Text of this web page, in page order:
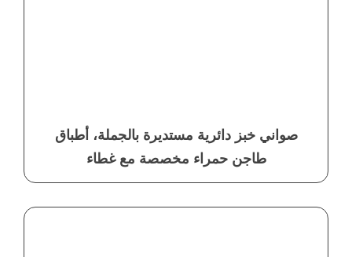
صواني خبز دائرية مستديرة بالجملة، أطباق
طاجن حمراء مخصصة مع غطاء